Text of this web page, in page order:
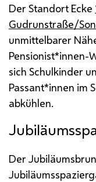
Der Standort Ecke
Gudrunstraße/
unmittelbarer
Pensionist*innen-
sich Schulkinder
Passant*innen im
abkühlen.
Der